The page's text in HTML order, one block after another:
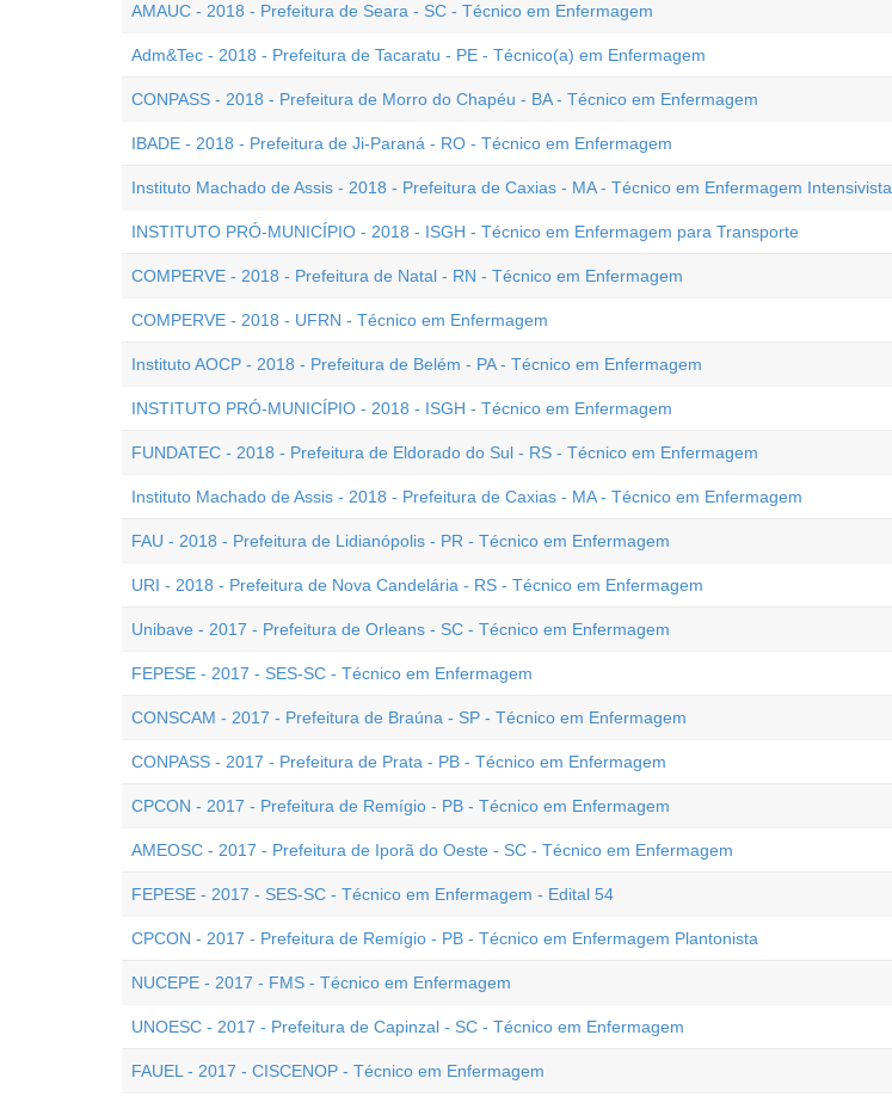
AMAUC - 2018 - Prefeitura de Seara - SC - Técnico em Enfermagem
Adm&Tec - 2018 - Prefeitura de Tacaratu - PE - Técnico(a) em Enfermagem
CONPASS - 2018 - Prefeitura de Morro do Chapéu - BA - Técnico em Enfermagem
IBADE - 2018 - Prefeitura de Ji-Paraná - RO - Técnico em Enfermagem
Instituto Machado de Assis - 2018 - Prefeitura de Caxias - MA - Técnico em Enfermagem Intensivista
INSTITUTO PRÓ-MUNICÍPIO - 2018 - ISGH - Técnico em Enfermagem para Transporte
COMPERVE - 2018 - Prefeitura de Natal - RN - Técnico em Enfermagem
COMPERVE - 2018 - UFRN - Técnico em Enfermagem
Instituto AOCP - 2018 - Prefeitura de Belém - PA - Técnico em Enfermagem
INSTITUTO PRÓ-MUNICÍPIO - 2018 - ISGH - Técnico em Enfermagem
FUNDATEC - 2018 - Prefeitura de Eldorado do Sul - RS - Técnico em Enfermagem
Instituto Machado de Assis - 2018 - Prefeitura de Caxias - MA - Técnico em Enfermagem
FAU - 2018 - Prefeitura de Lidianópolis - PR - Técnico em Enfermagem
URI - 2018 - Prefeitura de Nova Candelária - RS - Técnico em Enfermagem
Unibave - 2017 - Prefeitura de Orleans - SC - Técnico em Enfermagem
FEPESE - 2017 - SES-SC - Técnico em Enfermagem
CONSCAM - 2017 - Prefeitura de Braúna - SP - Técnico em Enfermagem
CONPASS - 2017 - Prefeitura de Prata - PB - Técnico em Enfermagem
CPCON - 2017 - Prefeitura de Remígio - PB - Técnico em Enfermagem
AMEOSC - 2017 - Prefeitura de Iporã do Oeste - SC - Técnico em Enfermagem
FEPESE - 2017 - SES-SC - Técnico em Enfermagem - Edital 54
CPCON - 2017 - Prefeitura de Remígio - PB - Técnico em Enfermagem Plantonista
NUCEPE - 2017 - FMS - Técnico em Enfermagem
UNOESC - 2017 - Prefeitura de Capinzal - SC - Técnico em Enfermagem
FAUEL - 2017 - CISCENOP - Técnico em Enfermagem